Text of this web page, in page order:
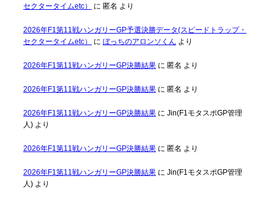
セクタータイムetc）
に 匿名 より
2026年F1第11戦ハンガリーGP予選決勝データ(スピードトラップ・
セクタータイムetc）
に ぼっちのアロンソくん より
2026年F1第11戦ハンガリーGP決勝結果に 匿名 より
2026年F1第11戦ハンガリーGP決勝結果に 匿名 より
2026年F1第11戦ハンガリーGP決勝結果に Jin(F1モタスポGP管理
人)より
2026年F1第11戦ハンガリーGP決勝結果に 匿名 より
2026年F1第11戦ハンガリーGP決勝結果に Jin(F1モタスポGP管理
人)より